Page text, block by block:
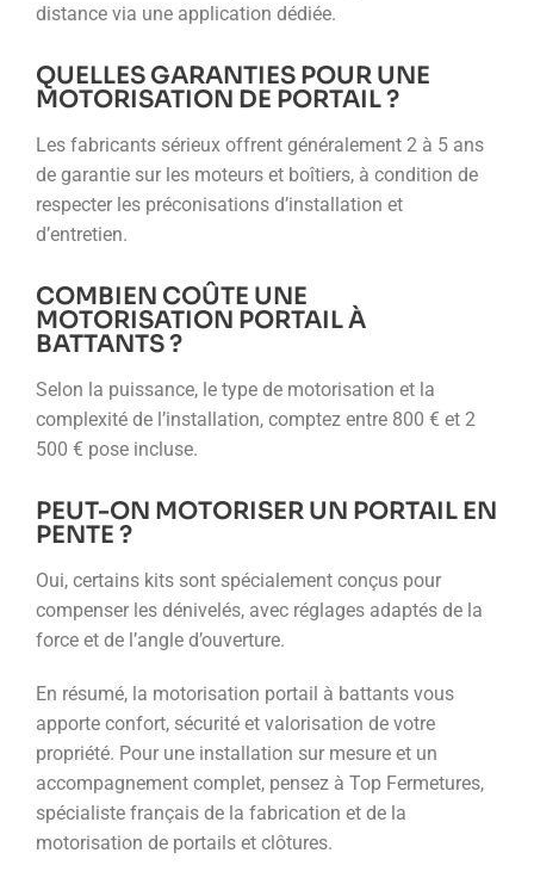
distance via une application dédiée.
QUELLES GARANTIES POUR UNE
MOTORISATION DE PORTAIL ?
Les fabricants sérieux offrent généralement 2 à 5 ans
de garantie sur les moteurs et boîtiers, à condition de
respecter les préconisations d’installation et
d’entretien.
COMBIEN COÛTE UNE
MOTORISATION PORTAIL À
BATTANTS ?
Selon la puissance, le type de motorisation et la
complexité de l’installation, comptez entre 800 € et 2
500 € pose incluse.
PEUT-ON MOTORISER UN PORTAIL EN
PENTE ?
Oui, certains kits sont spécialement conçus pour
compenser les dénivelés, avec réglages adaptés de la
force et de l’angle d’ouverture.
En résumé, la motorisation portail à battants vous
apporte confort, sécurité et valorisation de votre
propriété. Pour une installation sur mesure et un
accompagnement complet, pensez à Top Fermetures,
spécialiste français de la fabrication et de la
motorisation de portails et clôtures.